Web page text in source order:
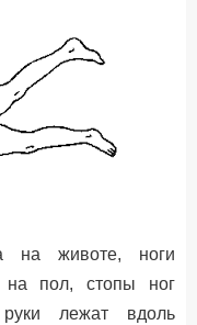
на животе, ноги
на пол, стопы ног
лежат вдоль